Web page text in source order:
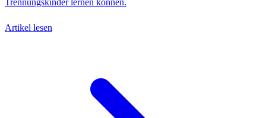
Trennungskinder lernen können.
Artikel lesen